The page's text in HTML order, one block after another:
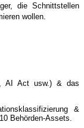
die Schnittstellen
wollen.
AI Act usw.) & das
&
Behörden-Assets.